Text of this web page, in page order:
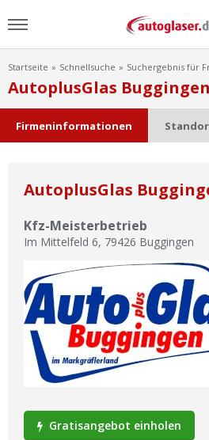
Menu
Home
Ratgeber
Scheibensuche
FAQ
Lexikon
Ist Ihre Werkstatt
Werkstatt
Startseite Schnellsuche Suchergebnis für
AutoplusGlas Buggingen
Firmeninformationen
AutoplusGlas
Kfz-Meisterbetrieb
Im Mittelfeld 6, 79426 Buggingen
Gratisangebot einholen